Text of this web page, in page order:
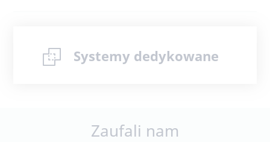
Systemy dedykowane
Zaufali nam